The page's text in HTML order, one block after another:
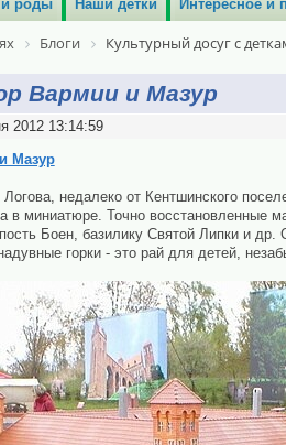
и роды Наши детки Интересное и
Блоги Культурный досуг с
Вармии и Мазур
2012 13:14:59
Мазур
недалеко от Кентшинского
в миниатюре. Точно
Боен, базилику Святой Липки и
горки - это рай для детей,